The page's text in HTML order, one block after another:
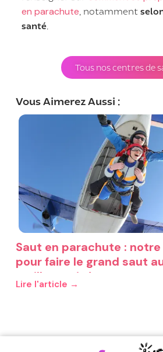
en parachute , notamment
santé
Tous nos centres de
Vous Aimerez Aussi :
Saut en parachute :
pour faire le grand saut
meilleur prix !